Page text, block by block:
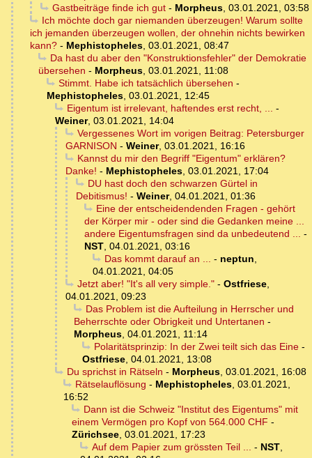
Gastbeiträge finde ich gut- Morpheus, 03.01.2021, 03:58
Ich möchte doch gar niemanden überzeugen! Warum sollte
ich jemanden überzeugen wollen, der ohnehin nichts bewirken
kann? - Mephistopheles, 03.01.2021, 08:47
Da hast du aber den "Konstruktionsfehler" der Demokratie
übersehen - Morpheus, 03.01.2021, 11:08
Stimmt. Habe ich tatsächlich übersehen -
Mephistopheles, 03.01.2021, 12:45
Eigentum ist irrelevant, haftendes erst recht, ... -
Weiner, 03.01.2021, 14:04
Vergessenes Wort im vorigen Beitrag: Petersburger
GARNISON - Weiner, 03.01.2021, 16:16
Kannst du mir den Begriff "Eigentum" erklären?
Danke! - Mephistopheles, 03.01.2021, 17:04
DU hast doch den schwarzen Gürtel in
Debitismus! - Weiner, 04.01.2021, 01:36
Eine der entscheidendenden Fragen - gehört
der Körper mir - oder sind die Gedanken meine ...
andere Eigentumsfragen sind da unbedeutend ... -
NST, 04.01.2021, 03:16
Das kommt darauf an ... - neptun,
04.01.2021, 04:05
Jetzt aber! "It's all very simple."- Ostfriese,
04.01.2021, 09:23
Das Problem ist die Aufteilung in Herrscher und
Beherrschte oder Obrigkeit und Untertanen -
Morpheus, 04.01.2021, 11:14
Polaritätsprinzip: In der Zwei teilt sich das Eine-
Ostfriese, 04.01.2021, 13:08
Du sprichst in Rätseln - Morpheus, 03.01.2021, 16:08
Rätselauflösung - Mephistopheles, 03.01.2021,
16:52
Dann ist die Schweiz "Institut des Eigentums" mit
einem Vermögen pro Kopf von 564.000 CHF -
Zürichsee, 03.01.2021, 17:23
Auf dem Papier zum grössten Teil ... - NST,